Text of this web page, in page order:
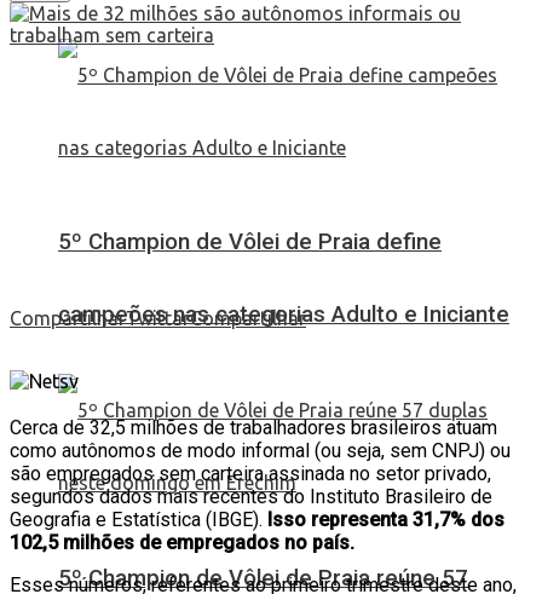
5º Champion de Vôlei de Praia define
campeões nas categorias Adulto e Iniciante
5º Champion de Vôlei de Praia reúne 57
CompartilharTwittarCompartilhar
Cerca de 32,5 milhões de trabalhadores brasileiros atuam
como autônomos de modo informal (ou seja, sem CNPJ) ou
são empregados sem carteira assinada no setor privado,
segundos dados mais recentes do Instituto Brasileiro de
Geografia e Estatística (IBGE). Isso representa 31,7% dos
102,5 milhões de empregados no país.
Esses números, referentes ao primeiro trimestre deste ano,